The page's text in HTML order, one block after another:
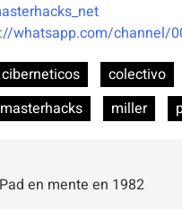
whatsapp.com/channel/
ciberneticos colectivo
masterhacks miller
en mente en 1982